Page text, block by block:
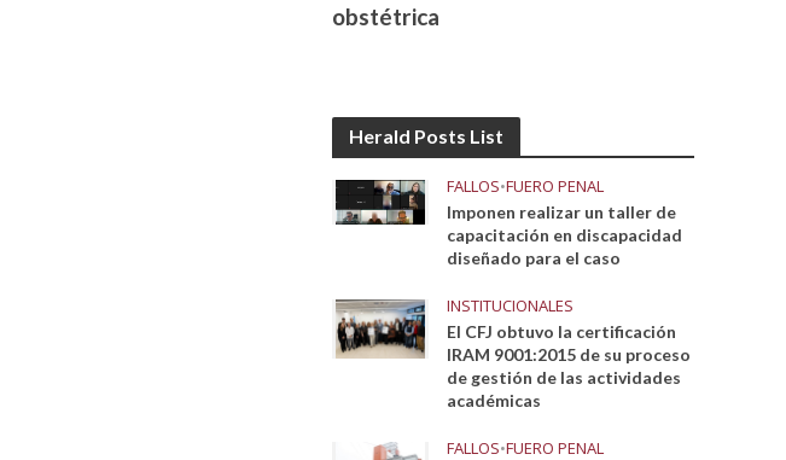
obstétrica
Herald Posts List
FALLOS•FUERO PENAL
Imponen realizar un taller de
capacitación en discapacidad
diseñado para el caso
INSTITUCIONALES
El CFJ obtuvo la certificación
IRAM 9001:2015 de su proceso
de gestión de las actividades
académicas
FALLOS•FUERO PENAL